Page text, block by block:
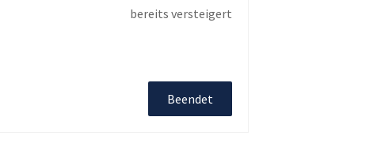
bereits versteigert
Beendet